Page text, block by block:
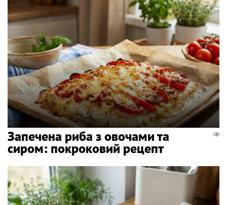
Запечена риба з овочами та
сиром: покроковий рецепт